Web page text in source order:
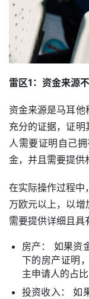
雷区1：资金来源
资金来源是马耳
充分的证据，证
人需要证明自己
金，并且需要提供
在实际操作过程
万欧元以上，以增
需要提供详细且具
房产： 如果资
下的房产证明
主申请人的占
投资收入： 如